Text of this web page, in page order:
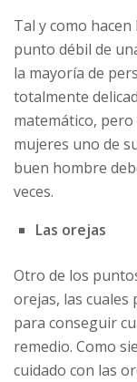
Tal y como
punto débil de
la mayoría de
totalmente
matemático, pero
mujeres uno de
buen hombre
veces.
Las orejas
Otro de los
orejas, las cuales
para conseguir
remedio. Como
cuidado con las